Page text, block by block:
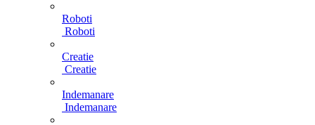
Roboti
Roboti
Creatie
Creatie
Indemanare
Indemanare